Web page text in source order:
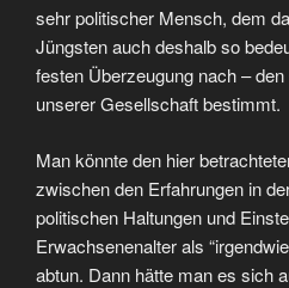
sehr politischer Mensch, dem
Jüngsten auch deshalb so
festen Überzeugung nach –
unserer Gesellschaft bestimmt.
Man könnte den hier
zwischen den Erfahrungen in
politischen Haltungen und
Erwachsenenalter als
abtun. Dann hätte man es sich